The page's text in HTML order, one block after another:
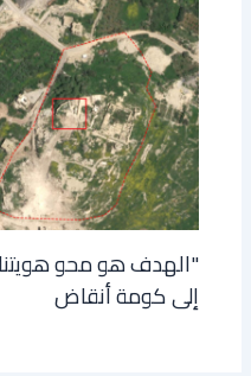
"الهدف هو محو
إلى كومة أنقاض